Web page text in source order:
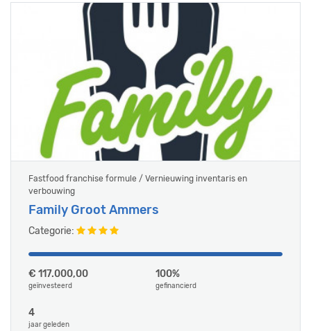
Fastfood franchise formule / Vernieuwing inventaris en
verbouwing
Family Groot Ammers
Categorie:
€ 117.000,00
geïnvesteerd
100%
gefinancierd
4
jaar geleden